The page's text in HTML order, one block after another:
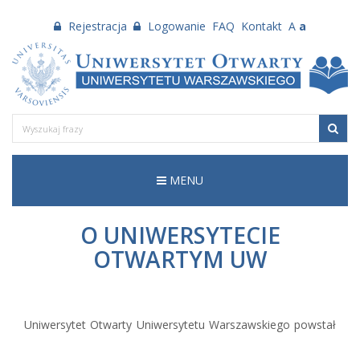
Rejestracja Logowanie FAQ Kontakt A a
MENU
O UNIWERSYTECIE
OTWARTYM UW
Uniwersytet Otwarty Uniwersytetu Warszawskiego powstał